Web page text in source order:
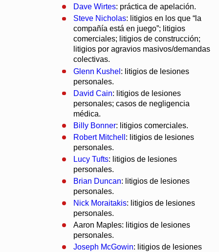
Dave Wirtes: práctica de apelación.
Steve Nicholas: litigios en los que “la
compañía está en juego”; litigios
comerciales; litigios de construcción;
litigios por agravios masivos/demandas
colectivas.
Glenn Kushel : litigios de lesiones
personales.
David Cain: litigios de lesiones
personales; casos de negligencia
médica.
Billy Bonner: litigios comerciales.
Robert Mitchell : litigios de lesiones
personales.
Lucy Tufts: litigios de lesiones
personales.
Brian Duncan: litigios de lesiones
personales.
Nick Moraitakis: litigios de lesiones
personales.
Aaron Maples: litigios de lesiones
personales.
Joseph McGowin: litigios de lesiones